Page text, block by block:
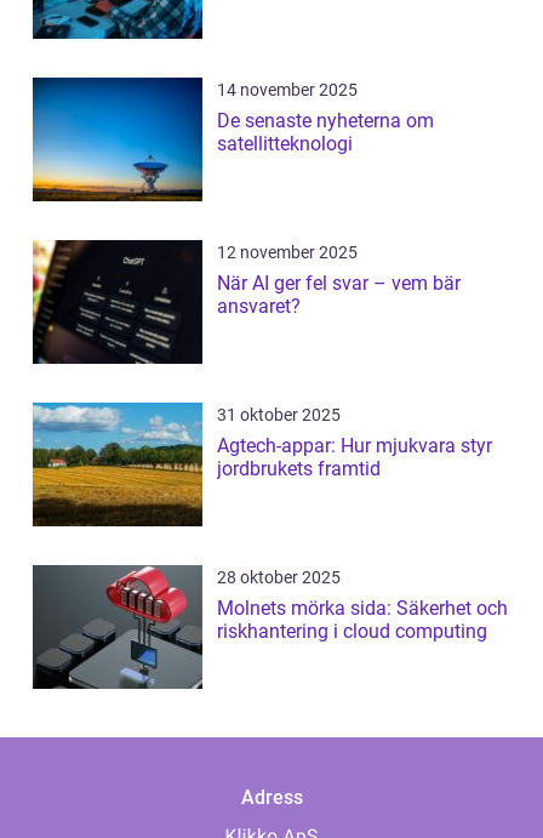
14 november 2025
De senaste nyheterna om
satellitteknologi
12 november 2025
När AI ger fel svar – vem bär
ansvaret?
31 oktober 2025
Agtech-appar: Hur mjukvara styr
jordbrukets framtid
28 oktober 2025
Molnets mörka sida: Säkerhet och
riskhantering i cloud computing
Adress